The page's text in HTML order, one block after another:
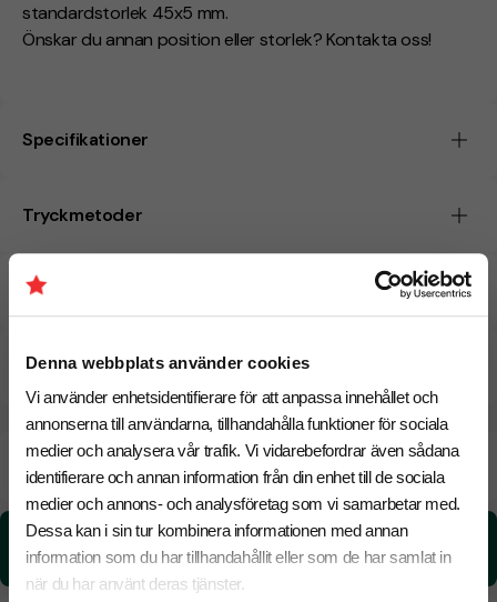
Denna webbplats använder cookies
Vi använder enhetsidentifierare för att anpassa innehållet och
annonserna till användarna, tillhandahålla funktioner för sociala
medier och analysera vår trafik. Vi vidarebefordrar även sådana
identifierare och annan information från din enhet till de sociala
medier och annons- och analysföretag som vi samarbetar med.
Dessa kan i sin tur kombinera informationen med annan
information som du har tillhandahållit eller som de har samlat in
när du har använt deras tjänster.
standardstorlek 45x5 mm.
Önskar du annan position eller storlek? Kontakta oss!
Specifikationer
Tryckmetoder
Pristabell
CO₂e -avtryck
19 Augusti Beräknad leveranstid: 8 arbetsdagar
Snabbare leverans? Kontakta oss.
CO₂e -avtryck:
0.15 kg CO₂e / per styck